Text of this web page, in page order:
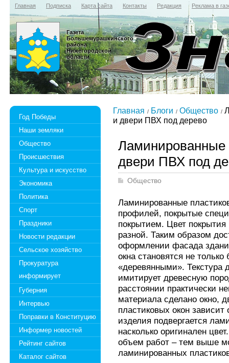
Главная Подписка Карта сайта Контакты Редакция Реклама в
Газета
Большемурашкинского
района
Нижегородской
области
Год Победы
Наши земляки
Общество
Происшествия
Культура и искусство
Экономика
Политика
Спорт
Праздники
Новости редакции
Сельское хозяйство
Прокуратура
информирует
Губерния
Интервью
Поправки в Конституцию
Информер новостей
Рейтинг сайтов
Каталог сайтов
Главная Блоги Общество
и двери ПВХ под дерево
Ламинированные
двери ПВХ под
Общество
Ламинированные
профилей, покрытые
покрытием. Цвет
разной. Таким образом
оформлении фасада
окна становятся не
«деревянными». Текстура
имитирует древесную
расстоянии практически
материала сделано окно,
пластиковых окон зависит
изделия подвергается
насколько оригинален
объем работ – тем выше
ламинированных